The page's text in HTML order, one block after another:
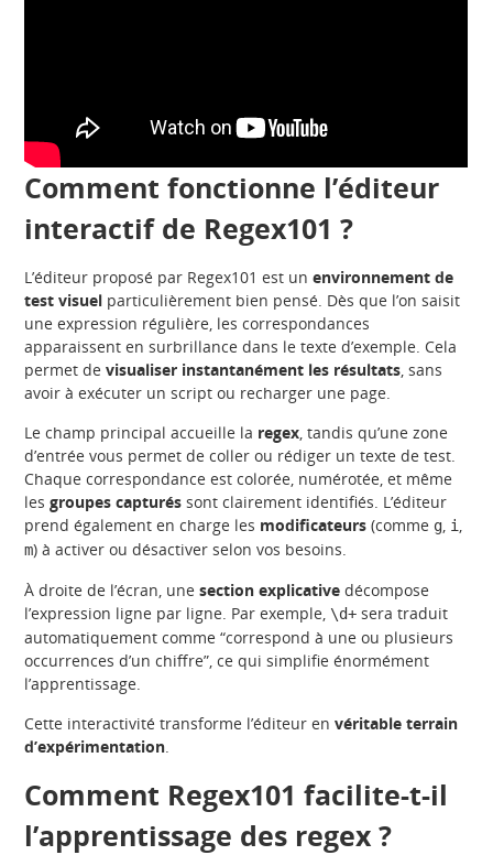
Comment fonctionne l’éditeur
interactif de Regex101 ?
L’éditeur proposé par Regex101 est unenvironnement de
test visuel particulièrement bien pensé. Dès que l’on saisit
une expression régulière, les correspondances
apparaissent en surbrillance dans le texte d’exemple. Cela
permet devisualiser instantanément les résultats , sans
avoir à exécuter un script ou recharger une page.
Le champ principal accueille la regex , tandis qu’une zone
d’entrée vous permet de coller ou rédiger un texte de test.
Chaque correspondance est colorée, numérotée, et même
lesgroupes capturés sont clairement identifiés. L’éditeur
prend également en charge les modificateurs (comme g i
m) à activer ou désactiver selon vos besoins.
À droite de l’écran, unesection explicative décompose
l’expression ligne par ligne. Par exemple, \d+ sera traduit
automatiquement comme “correspond à une ou plusieurs
occurrences d’un chiffre”, ce qui simplifie énormément
l’apprentissage.
Cette interactivité transforme l’éditeur envéritable terrain
d’expérimentation
Comment Regex101 facilite-t-il
l’apprentissage des regex ?